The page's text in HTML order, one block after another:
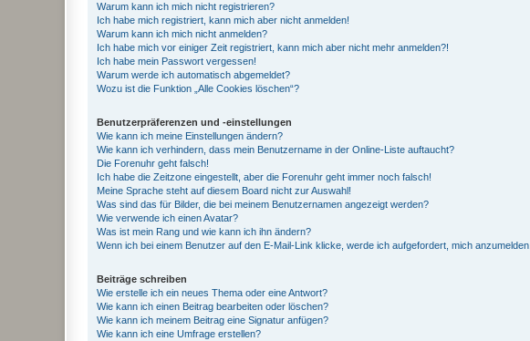
Warum kann ich mich nicht registrieren?
Ich habe mich registriert, kann mich aber nicht anmelden!
Warum kann ich mich nicht anmelden?
Ich habe mich vor einiger Zeit registriert, kann mich aber nicht mehr anmelden?!
Ich habe mein Passwort vergessen!
Warum werde ich automatisch abgemeldet?
Wozu ist die Funktion „Alle Cookies löschen“?
Benutzerpräferenzen und -einstellungen
Wie kann ich meine Einstellungen ändern?
Wie kann ich verhindern, dass mein Benutzername in der Online-Liste auftaucht?
Die Forenuhr geht falsch!
Ich habe die Zeitzone eingestellt, aber die Forenuhr geht immer noch falsch!
Meine Sprache steht auf diesem Board nicht zur Auswahl!
Was sind das für Bilder, die bei meinem Benutzernamen angezeigt werden?
Wie verwende ich einen Avatar?
Was ist mein Rang und wie kann ich ihn ändern?
Wenn ich bei einem Benutzer auf den E-Mail-Link klicke, werde ich aufgefordert, mich anzumelden.
Beiträge schreiben
Wie erstelle ich ein neues Thema oder eine Antwort?
Wie kann ich einen Beitrag bearbeiten oder löschen?
Wie kann ich meinem Beitrag eine Signatur anfügen?
Wie kann ich eine Umfrage erstellen?